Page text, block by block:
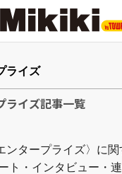
ライズ記事一覧
ンタープライズ〉に関
ト・インタビュー・